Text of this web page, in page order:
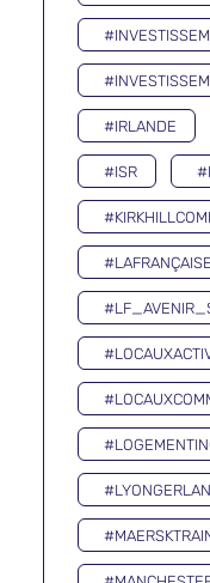
#IRLANDE
#ISR